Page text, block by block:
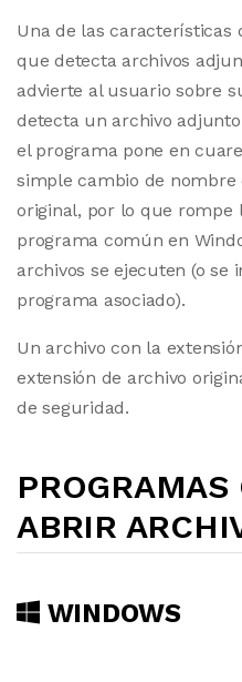
Una de las características
que detecta archivos
advierte al usuario sobre
detecta un archivo
el programa pone en
simple cambio de nombre
original, por lo que rompe
programa común en
archivos se ejecuten (o se
programa asociado).
Un archivo con la
extensión de archivo
de seguridad.
ABRIR
WINDOWS